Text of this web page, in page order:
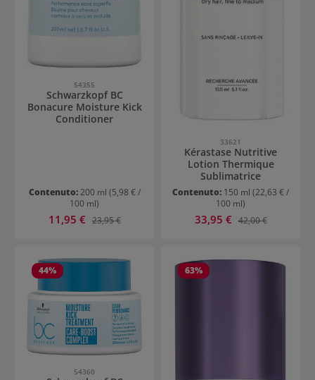
54355
Schwarzkopf BC
Bonacure Moisture Kick
Conditioner
Contenuto:200 ml (5,98 € /
100 ml)
Prezzo di vendita:
11,95 € Prezzo normale:
23,95 €
33621
Kérastase Nutritive
Lotion Thermique
Sublimatrice
Contenuto: 150 ml (22,63 € /
100 ml)
Prezzo di vendita:
33,95 € Prezzo normale:
42,00 €
44%
54360
63%